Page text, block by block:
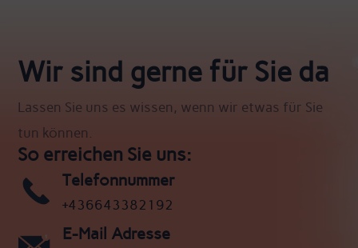
Wir sind gerne für Sie da
Lassen Sie uns es wissen, wenn wir etwas für Sie
tun können.
So erreichen Sie uns:
Telefonnummer
+436643382192
E-Mail Adresse